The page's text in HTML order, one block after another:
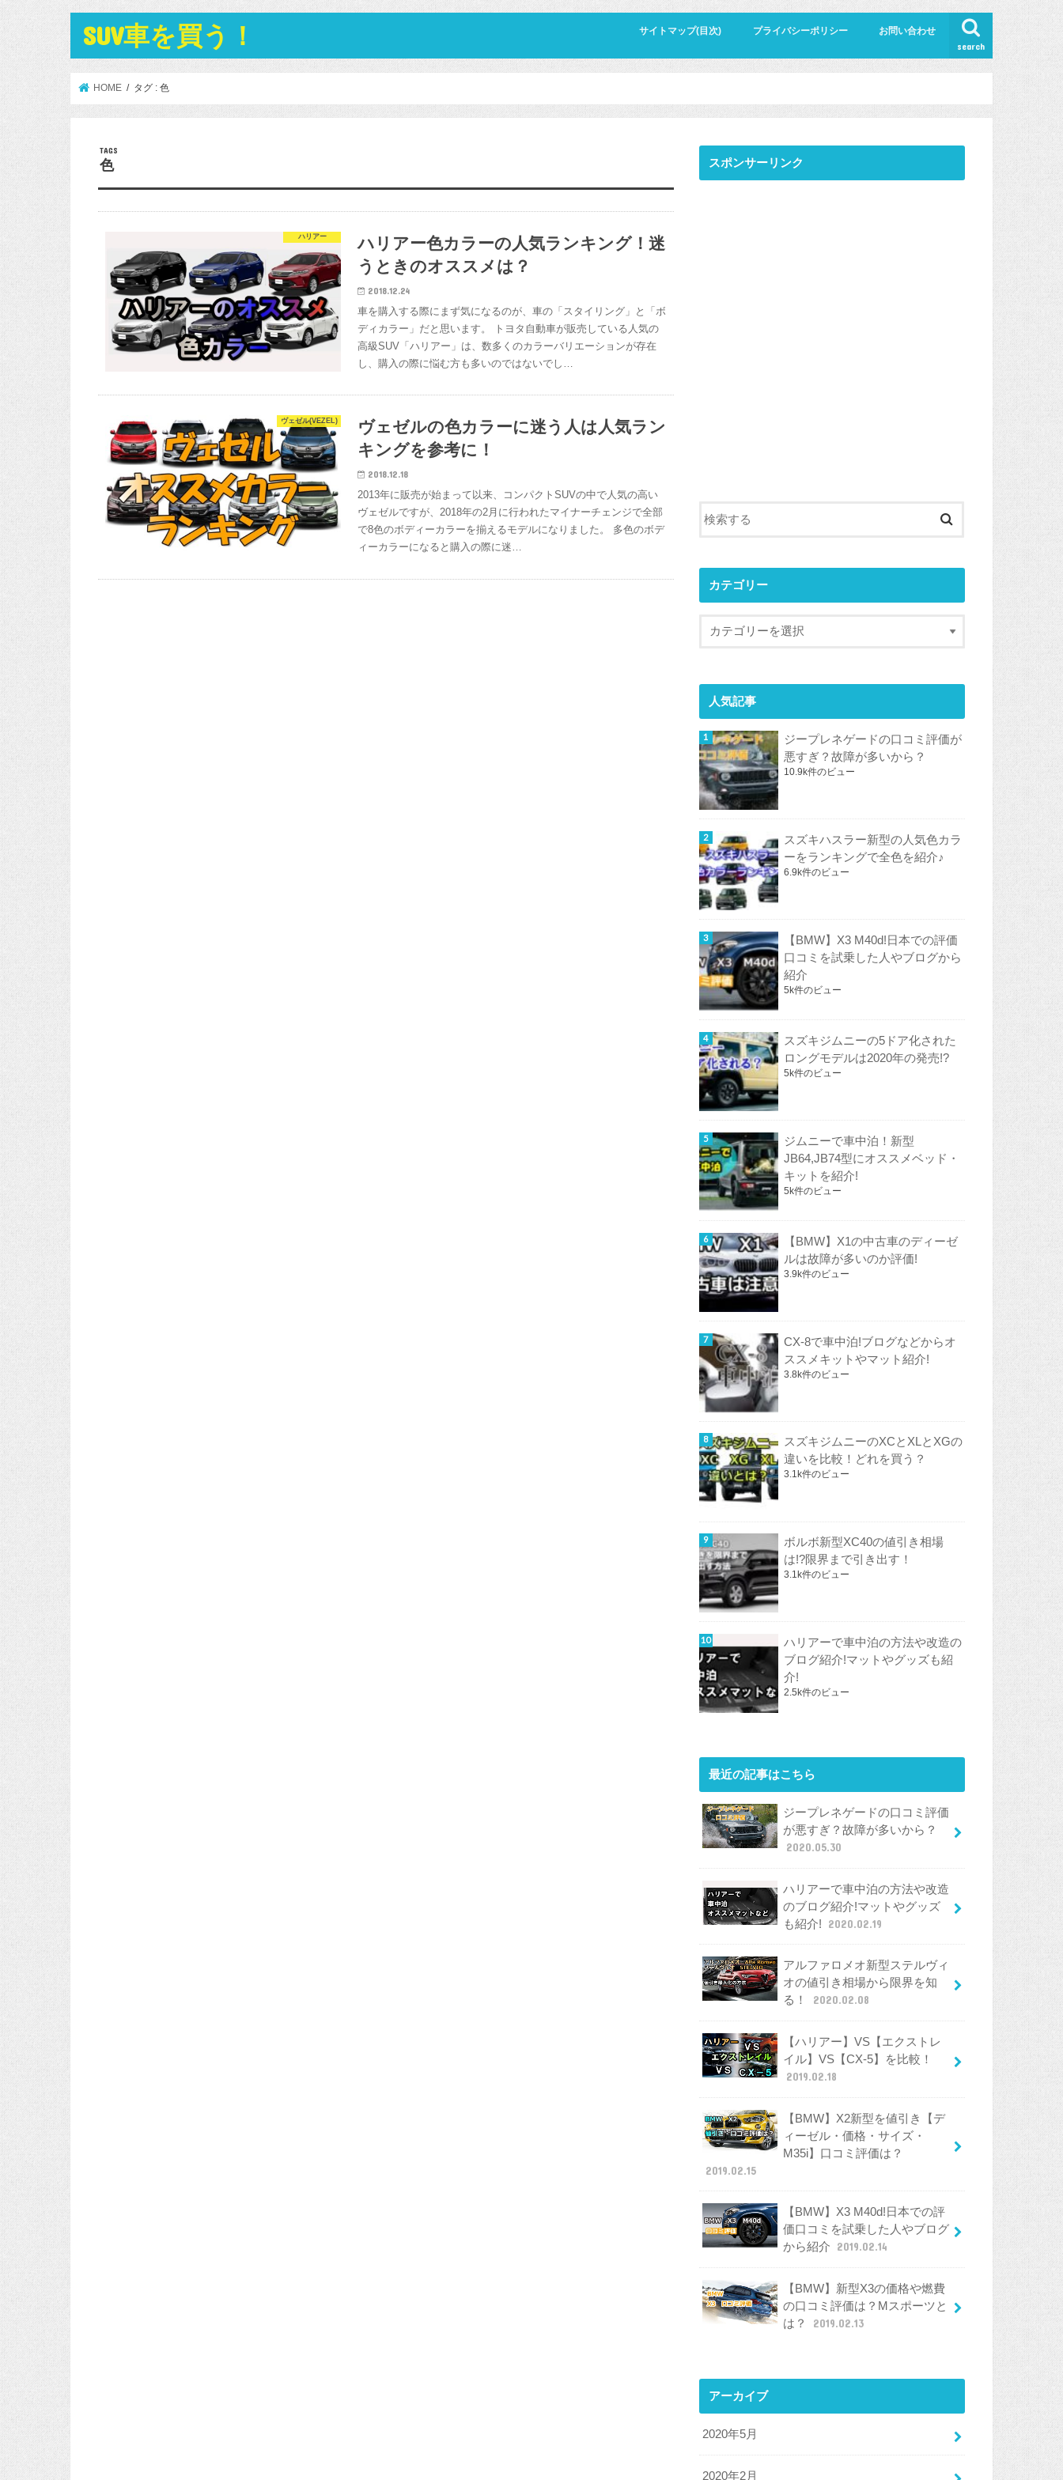
SUV車を買う！ search
サイトマップ(目次) プライバシーポリシー お問い合わせ
HOME タグ : 色
色
ハリアー
ハリアー色カラーの人気ランキング！迷
うときのオススメは？
2018.12.24
車を購入する際にまず気になるのが、車の「スタイリング」と「ボ
ディカラー」だと思います。 トヨタ自動車が販売している人気の
高級SUV「ハリアー」は、数多くのカラーバリエーションが存在
し、購入の際に悩む方も多いのではないでし…
ヴェゼル(VEZEL)
ヴェゼルの色カラーに迷う人は人気ラン
キングを参考に！
2018.12.18
2013年に販売が始まって以来、コンパクトSUVの中で人気の高い
ヴェゼルですが、2018年の2月に行われたマイナーチェンジで全部
で8色のボディーカラーを揃えるモデルになりました。 多色のボデ
ィーカラーになると購入の際に迷…
スポンサーリンク
カテゴリー
人気記事
ジープレネゲードの口コミ評価が
悪すぎ？故障が多いから？
10.9k件のビュー
スズキハスラー新型の人気色カラ
ーをランキングで全色を紹介♪
6.9k件のビュー
【BMW】X3 M40d!日本での評価
口コミを試乗した人やブログから
紹介
5k件のビュー
スズキジムニーの5ドア化された
ロングモデルは2020年の発売!?
5k件のビュー
ジムニーで車中泊！新型
JB64,JB74型にオススメベッド・
キットを紹介!
5k件のビュー
【BMW】X1の中古車のディーゼ
ルは故障が多いのか評価!
3.9k件のビュー
CX-8で車中泊!ブログなどからオ
ススメキットやマット紹介!
3.8k件のビュー
スズキジムニーのXCとXLとXGの
違いを比較！どれを買う？
3.1k件のビュー
ボルボ新型XC40の値引き相場
は!?限界まで引き出す！
3.1k件のビュー
ハリアーで車中泊の方法や改造の
ブログ紹介!マットやグッズも紹
介!
2.5k件のビュー
最近の記事はこちら
ジープレネゲードの口コミ評価
が悪すぎ？故障が多いから？
2020.05.30
ハリアーで車中泊の方法や改造
のブログ紹介!マットやグッズ
も紹介!
2020.02.19
アルファロメオ新型ステルヴィ
オの値引き相場から限界を知
る！
2020.02.08
【ハリアー】VS【エクストレ
イル】VS【CX-5】を比較！
2019.02.18
【BMW】X2新型を値引き【デ
ィーゼル・価格・サイズ・
M35i】口コミ評価は？
2019.02.15
【BMW】X3 M40d!日本での評
価口コミを試乗した人やブログ
から紹介
2019.02.14
【BMW】新型X3の価格や燃費
の口コミ評価は？Mスポーツと
は？
2019.02.13
アーカイブ
2020年5月
2020年2月